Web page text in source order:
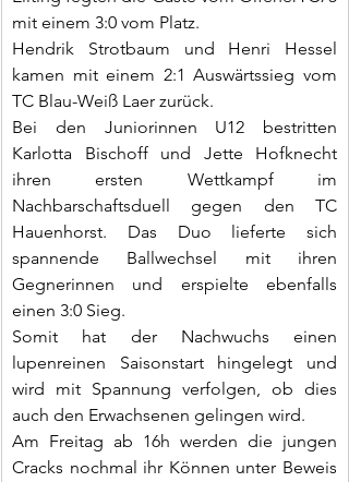
mit einem 3:0 vom Platz.
Hendrik Strotbaum und Henri Hessel
kamen mit einem 2:1 Auswärtssieg vom
TC Blau-Weiß Laer zurück.
Bei den Juniorinnen U12 bestritten
Karlotta Bischoff und Jette Hofknecht
ihren ersten Wettkampf im
Nachbarschaftsduell gegen den TC
Hauenhorst. Das Duo lieferte sich
spannende Ballwechsel mit ihren
Gegnerinnen und erspielte ebenfalls
einen 3:0 Sieg.
Somit hat der Nachwuchs einen
lupenreinen Saisonstart hingelegt und
wird mit Spannung verfolgen, ob dies
auch den Erwachsenen gelingen wird.
Am Freitag ab 16h werden die jungen
Cracks nochmal ihr Können unter Beweis